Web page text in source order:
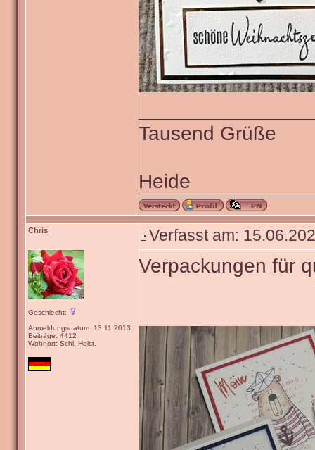
Tausend Grüße
Heide
Chris
Geschlecht:
Anmeldungsdatum: 13.11.2013
Beiträge: 4412
Wohnort: Schl.-Holst.
Verfasst am:
Verpackungen für